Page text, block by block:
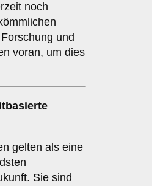
noch
und
voran, um dies
gelten als eine
Sie sind